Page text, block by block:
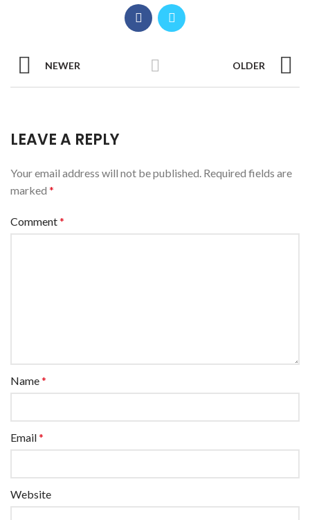
NEWER OLDER
LEAVE A REPLY
Your email address will not be published. Required fields are
marked *
Comment*
Name*
Email*
Website